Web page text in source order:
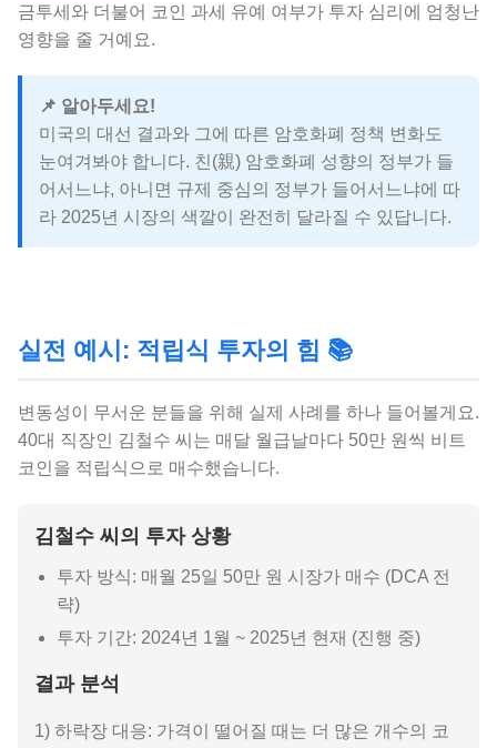
금투세와 더불어 코인 과세 유예 여부가 투자 심리에 엄청난
영향을 줄 거예요.
📌 알아두세요!
미국의 대선 결과와 그에 따른 암호화폐 정책 변화도
눈여겨봐야 합니다. 친(親) 암호화폐 성향의 정부가 들
어서느냐, 아니면 규제 중심의 정부가 들어서느냐에 따
라 2025년 시장의 색깔이 완전히 달라질 수 있답니다.
실전 예시: 적립식 투자의 힘 📚
변동성이 무서운 분들을 위해 실제 사례를 하나 들어볼게요.
40대 직장인 김철수 씨는 매달 월급날마다 50만 원씩 비트
코인을 적립식으로 매수했습니다.
김철수 씨의 투자 상황
투자 방식: 매월 25일 50만 원 시장가 매수 (DCA 전
략)
투자 기간: 2024년 1월 ~ 2025년 현재 (진행 중)
결과 분석
1) 하락장 대응: 가격이 떨어질 때는 더 많은 개수의 코